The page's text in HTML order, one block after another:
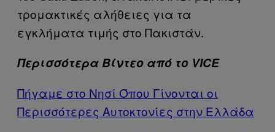
τρομακτικές αλήθειες για τα
εγκλήματα τιμής στο Πακιστάν.
Περισσότερα Βίντεο από το VICE
Πήγαμε στο Νησί Όπου Γίνονται οι
Περισσότερες Αυτοκτονίες στην Ελλάδα